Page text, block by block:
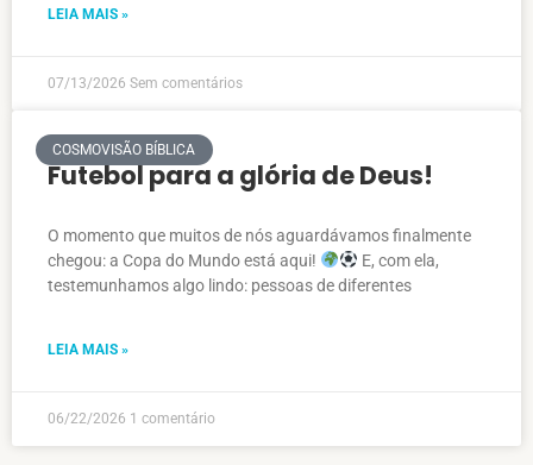
LEIA MAIS »
07/13/2026 Sem comentários
COSMOVISÃO BÍBLICA
Futebol para a glória de Deus!
O momento que muitos de nós aguardávamos finalmente
chegou: a Copa do Mundo está aqui!
E, com ela,
testemunhamos algo lindo: pessoas de diferentes
LEIA MAIS »
06/22/2026 1 comentário